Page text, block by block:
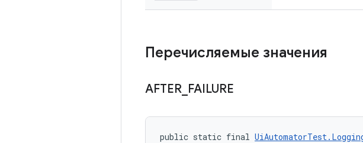
Перечисляемые значения
AFTER FAILURE
public static final